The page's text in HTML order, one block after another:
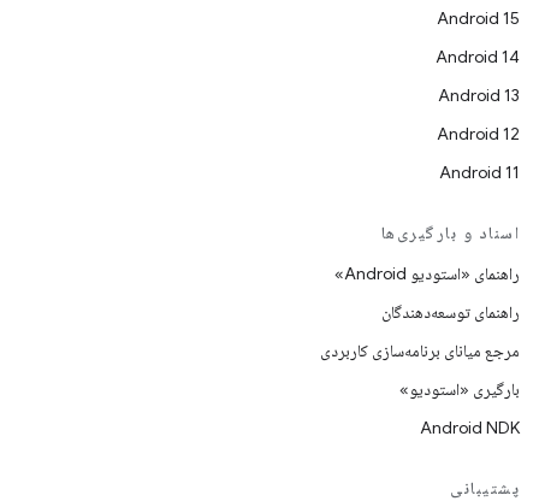
Android 15
Android 14
Android 13
Android 12
Android 11
اسناد و بارگیری‌ها
راهنمای «استودیو Android»
راهنمای توسعه‌دهندگان
مرجع میانای برنامه‌سازی کاربردی
بارگیری «استودیو»
Android NDK
پشتیبانی